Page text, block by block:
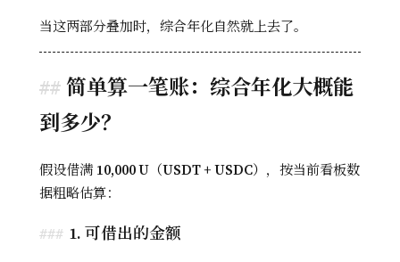
当这两部分叠加时，综合年化自然就上去了。
简单算一笔账：综合年化大概能
到多少？
假设借满 10,000 U（USDT + USDC） ，按当前看板数
据粗略估算：
1. 可借出的金额